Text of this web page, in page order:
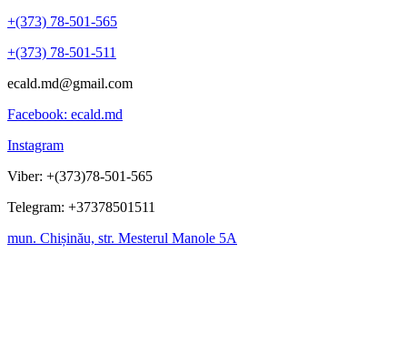
+(373) 78-501-565
+(373) 78-501-511
ecald.md@gmail.com
Facebook: ecald.md
Instagram
Viber: +(373)78-501-565
Telegram: +37378501511
mun. Chișinău, str. Mesterul Manole 5A